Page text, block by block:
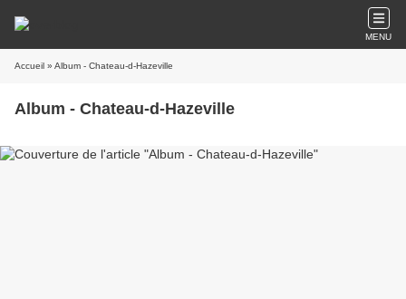
MENU
Accueil » Album - Chateau-d-Hazeville
Album - Chateau-d-Hazeville